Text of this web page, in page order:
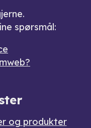
spørsmål:
og produkter